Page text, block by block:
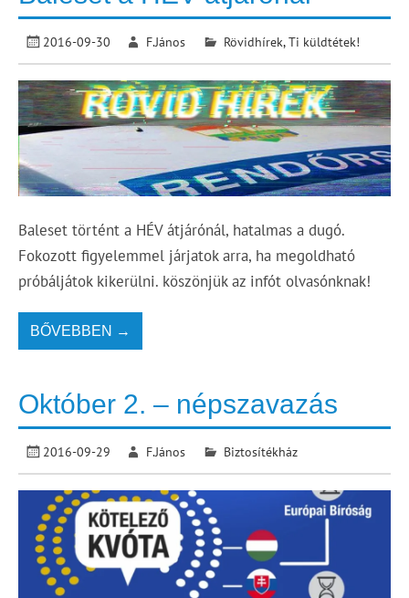
2016-09-30 F.János Rövidhírek,Ti küldtétek!
Baleset történt a HÉV átjárónál, hatalmas a dugó.
Fokozott figyelemmel járjatok arra, ha megoldható
próbáljátok kikerülni. köszönjük az infót olvasónknak!
BŐVEBBEN →
Október 2. – népszavazás
2016-09-29 F.János Biztosítékház